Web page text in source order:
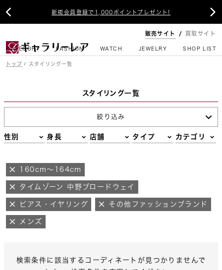
新規会員登録で1,000ポイントプレゼント!
 
販売サイト 買取サイト
CATEGORY FASHION WATCH JEWELRY SHOP LIST
トップ スタイリング一覧
スタイリング一覧
絞り込み
性別 身長 店舗 タイプ カテゴリ
160cm～164cm
タイムゾーン 中野ブロードウェイ
ピアス・イヤリング その他ファッションブランド
メンズ
検索条件に該当するコーディネートが見つかりませんで